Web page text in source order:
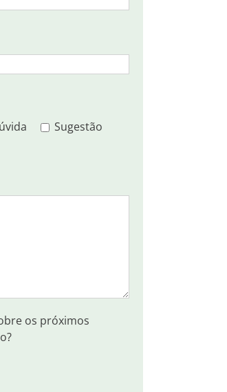
Sugestão
os próximos